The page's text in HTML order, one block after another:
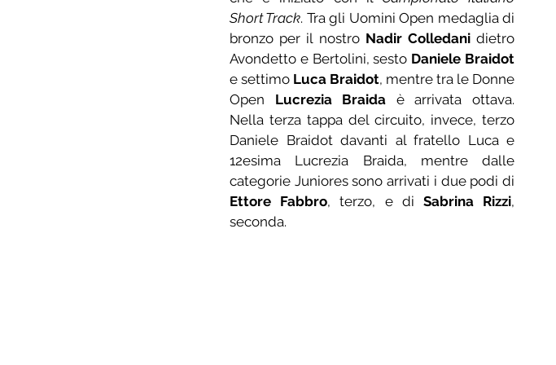
Short Track. Tra gli Uomini Open medaglia di
bronzo per il nostro Nadir Colledani dietro
Avondetto e Bertolini, sesto Daniele Braidot
e settimo Luca Braidot, mentre tra le Donne
Open Lucrezia Braida è arrivata ottava.
Nella terza tappa del circuito, invece, terzo
Daniele Braidot davanti al fratello Luca e
12esima Lucrezia Braida, mentre dalle
Ettore Fabbro, terzo, e di Sabrina Rizzi,
seconda.